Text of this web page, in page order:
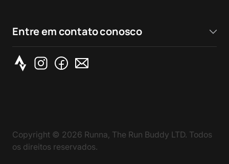
Entre em contato conosco
Copyright © 2026 Runna, The Run Buddy LTD. Todos
os direitos reservados.